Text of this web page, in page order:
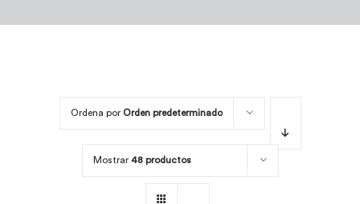
Ordena por Orden predeterminado
Mostrar 48 productos